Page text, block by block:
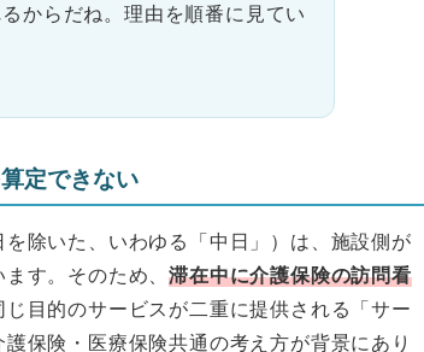
からだね。理由を順番に見てい
定できない
除いた、いわゆる「中日」）は、施設側が
す。そのため、滞在中に介護保険の訪問看
じ目的のサービスが二重に提供される「サー
保険・医療保険共通の考え方が背景にあり